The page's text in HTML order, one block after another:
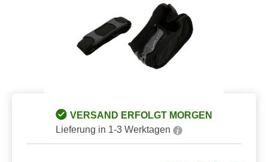
VERSAND ERFOLGT MORGEN
Lieferung in 1-3 Werktagen